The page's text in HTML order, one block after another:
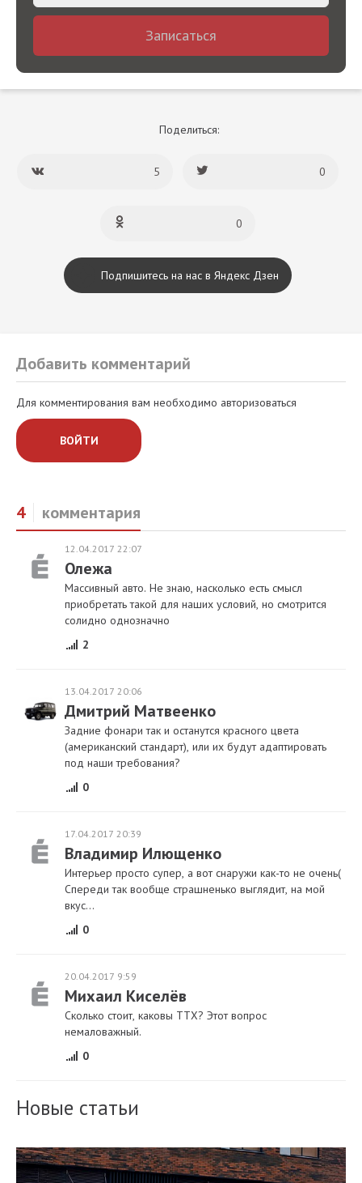
Записаться
Поделиться:
5 0
0
Подпишитесь на нас в Яндекс Дзен
Добавить комментарий
Для комментирования вам необходимо авторизоваться
ВОЙТИ
4 комментария
12.04.2017 22:07
Олежа
Массивный авто. Не знаю, насколько есть смысл
приобретать такой для наших условий, но смотрится
солидно однозначно
2
13.04.2017 20:06
Дмитрий Матвеенко
Задние фонари так и останутся красного цвета
(американский стандарт), или их будут адаптировать
под наши требования?
0
17.04.2017 20:39
Владимир Илющенко
Интерьер просто супер, а вот снаружи как-то не очень(
Спереди так вообще страшненько выглядит, на мой
вкус...
0
20.04.2017 9:59
Михаил Киселёв
Сколько стоит, каковы ТТХ? Этот вопрос
немаловажный.
0
Новые статьи